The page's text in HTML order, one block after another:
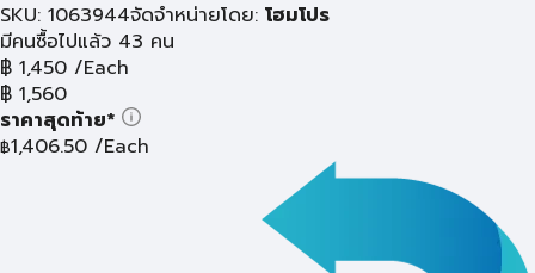
SKU: 1063944จัดจำหน่ายโดย: โฮมโปร
มีคนซื้อไปแล้ว 43 คน
฿ 1,450 /Each
฿ 1,560
ราคาสุดท้าย*
฿1,406.50 /Each